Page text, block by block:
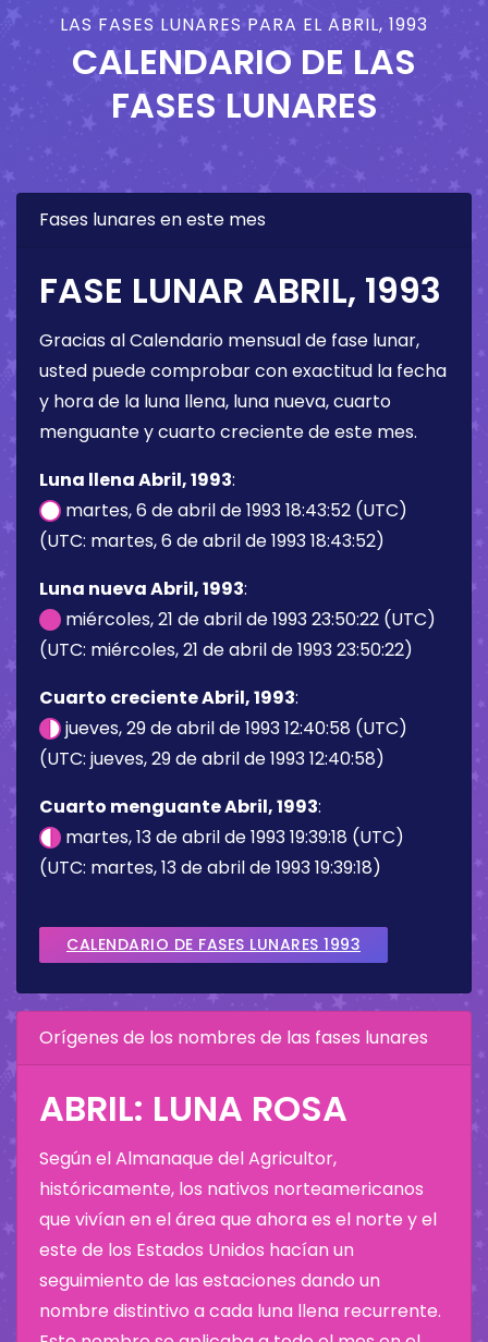
LAS FASES LUNARES PARA EL ABRIL, 1993
CALENDARIO DE LAS
FASES LUNARES
Fases lunares en este mes
FASE LUNAR ABRIL, 1993
Gracias al Calendario mensual de fase lunar,
usted puede comprobar con exactitud la fecha
y hora de la luna llena, luna nueva, cuarto
menguante y cuarto creciente de este mes.
Luna llena Abril, 1993:
martes, 6 de abril de 1993 18:43:52 (UTC)
(UTC: martes, 6 de abril de 1993 18:43:52)
Luna nueva Abril, 1993:
miércoles, 21 de abril de 1993 23:50:22 (UTC)
(UTC: miércoles, 21 de abril de 1993 23:50:22)
Cuarto creciente Abril, 1993:
jueves, 29 de abril de 1993 12:40:58 (UTC)
(UTC: jueves, 29 de abril de 1993 12:40:58)
Cuarto menguante Abril, 1993:
martes, 13 de abril de 1993 19:39:18 (UTC)
(UTC: martes, 13 de abril de 1993 19:39:18)
CALENDARIO DE FASES LUNARES 1993
Orígenes de los nombres de las fases lunares
ABRIL: LUNA ROSA
Según el Almanaque del Agricultor,
históricamente, los nativos norteamericanos
que vivían en el área que ahora es el norte y el
este de los Estados Unidos hacían un
seguimiento de las estaciones dando un
nombre distintivo a cada luna llena recurrente.